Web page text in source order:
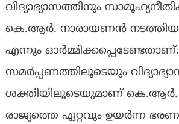
വിദ്യാഭ്യാസത്തിനും
കെ.ആർ. നാരായണൻ നടത്തിയ
എന്നും
സമർപ്പണത്തിലൂടെയും
ശക്തിയിലൂടെയുമാണ്
രാജ്യത്തെ ഏറ്റവും ഉയർന്ന